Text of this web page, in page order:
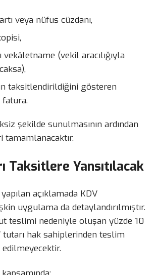
veya nüfus cüzdanı,
vekâletname (vekil aracılığıyla
taksitlendirildiğini gösteren
şekilde sunulmasının ardından
Taksitlere Yansıtılacak
açıklamada KDV
uygulama da detaylandırılmıştır.
teslimi nedeniyle oluşan yüzde 10
tutarı hak sahiplerinden teslim
edilmeyecektir.